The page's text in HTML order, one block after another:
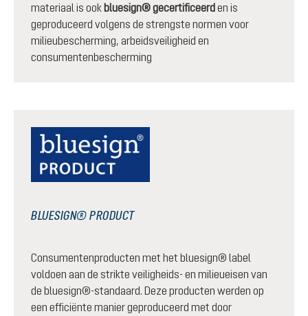
materiaal is ook bluesign® gecertificeerden is
geproduceerd volgens de strengste normen voor
milieubescherming, arbeidsveiligheid en
consumentenbescherming
BLUESIGN® PRODUCT
Consumentenproducten met het bluesign® label
voldoen aan de strikte veiligheids- en milieueisen van
de bluesign®-standaard. Deze producten werden op
een efficiënte manier geproduceerd met door